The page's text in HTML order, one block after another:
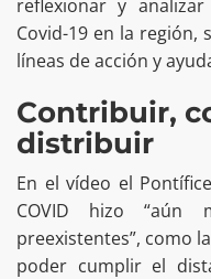
reflexionar y
Covid-19 en la región,
líneas de acción y
Contribuir,
distribuir
En el vídeo el
COVID hizo “aún
preexistentes”, como
poder cumplir el